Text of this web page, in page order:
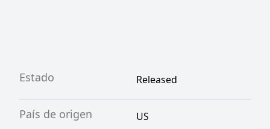
Estado Released
País de origen US